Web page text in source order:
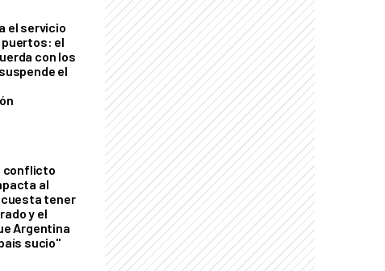
el servicio
puertos: el
con los
el
conflicto
al
cuesta tener
y el
Argentina
sucio"